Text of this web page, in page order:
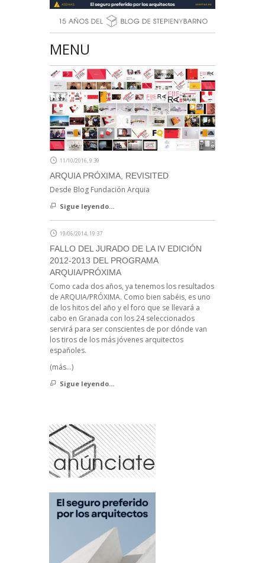
MENU
11/10/2016, 9:39
ARQUIA PRÓXIMA, REVISITED
Desde Blog Fundación Arquia
Sigue leyendo...
19/06/2014, 19:37
FALLO DEL JURADO DE LA IV EDICIÓN
2012-2013 DEL PROGRAMA
ARQUIA/PRÓXIMA
Como cada dos años, ya tenemos los resultados
de ARQUIA/PRÓXIMA. Como bien sabéis, es uno
de los hitos del año y el foro que se llevará a
cabo en Granada con los 24 seleccionados
servirá para ser conscientes de por dónde van
los tiros de los más jóvenes arquitectos
españoles.
(más…)
Sigue leyendo...